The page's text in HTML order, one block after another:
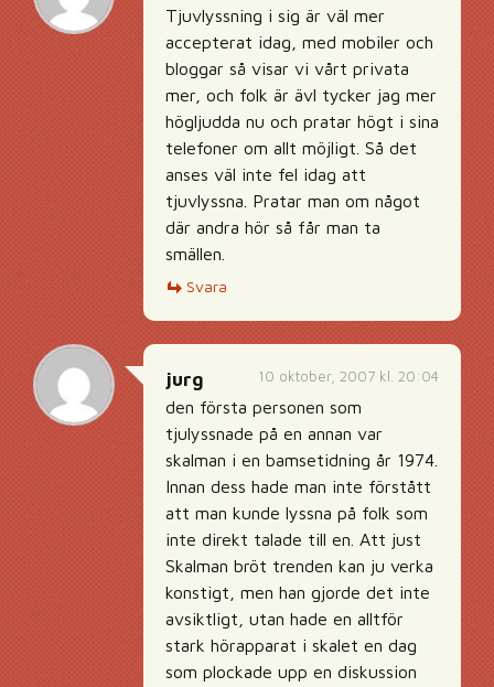
Tjuvlyssning i sig är väl mer
accepterat idag, med mobiler och
bloggar så visar vi vårt privata
mer, och folk är ävl tycker jag mer
högljudda nu och pratar högt i sina
telefoner om allt möjligt. Så det
anses väl inte fel idag att
tjuvlyssna. Pratar man om något
där andra hör så får man ta
smällen.
Svara
10 oktober, 2007 kl. 20:04
jurg
den första personen som
tjulyssnade på en annan var
skalman i en bamsetidning år 1974.
Innan dess hade man inte förstått
att man kunde lyssna på folk som
inte direkt talade till en. Att just
Skalman bröt trenden kan ju verka
konstigt, men han gjorde det inte
avsiktligt, utan hade en alltför
stark hörapparat i skalet en dag
som plockade upp en diskussion